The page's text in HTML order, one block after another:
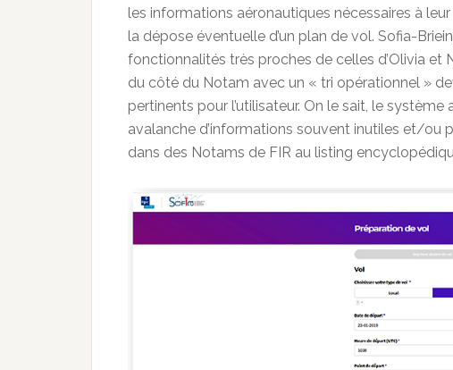
les informations aéronautiques nécessaires à
la dépose éventuelle d’un plan de vol. Sofia-
fonctionnalités très proches de celles d’Olivia
du côté du Notam avec un « tri opérationnel »
pertinents pour l’utilisateur. On le sait, le
avalanche d’informations souvent inutiles et/ou
dans des Notams de FIR au listing